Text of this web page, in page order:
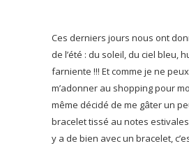
Ces derniers jours nous ont
de l’été : du soleil, du ciel bleu,
farniente !!! Et comme je ne
m’adonner au shopping pour
même décidé de me gâter un
bracelet tissé au notes estivales
y a de bien avec un bracelet,